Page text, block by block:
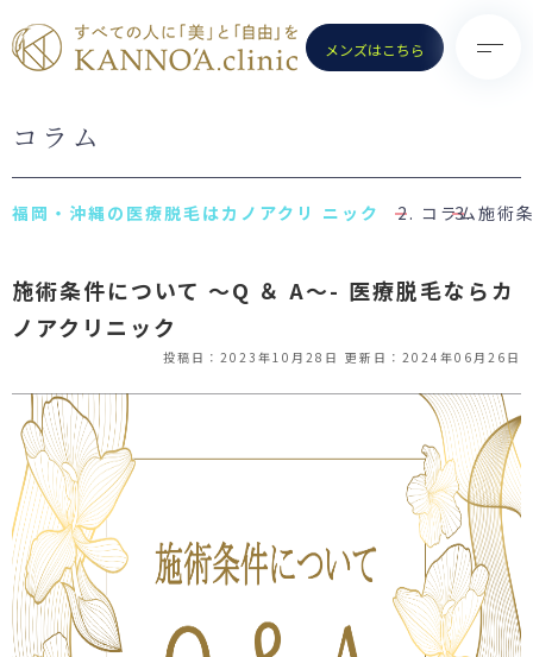
メンズはこちら
TOP
クリニック一覧
お知らせ
よくある質問
コラム
お問い合わせ
未成年の方へ
- 医療脱毛（女性）
- ポテンツァ
- ピコフラクショナル／スト
- ピコスポット
- 刺青(タトゥー）除去
- VISIA
コラム
コラム施術
施術条件について ～Q ＆ A～- 医療脱毛ならカ
ノアクリニック
投稿日：2023年10月28日 更新日：2024年06月26日